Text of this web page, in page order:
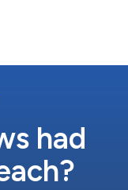
也即將推出此項檢測
重排，這些重排佔了
抑制劑臨床開發計
重排，擴大在各類
重排， 為轉譯研究
的利器。本檢測靈
had